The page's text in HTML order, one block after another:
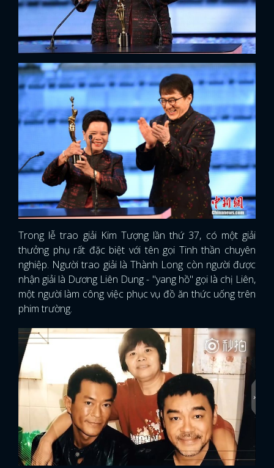
Trong lễ trao giải Kim Tượng lần thứ 37, có một giải
thưởng phụ rất đặc biệt với tên gọi Tinh thần chuyên
nghiệp. Người trao giải là Thành Long còn người được
nhận giải là Dương Liên Dung - "yang hồ" gọi là chị Liên,
một người làm công việc phục vụ đồ ăn thức uống trên
phim trường.